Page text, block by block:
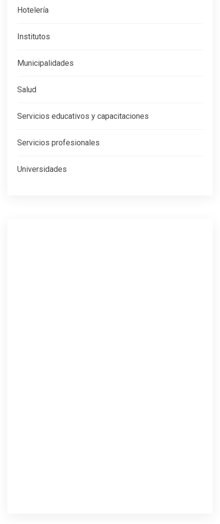
Hotelería
Institutos
Municipalidades
Salud
Servicios educativos y capacitaciones
Servicios profesionales
Universidades